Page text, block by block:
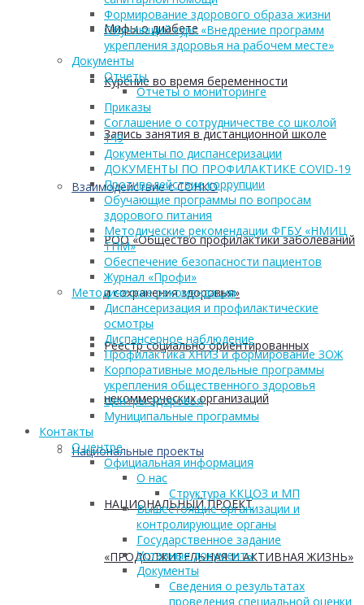
Мифы о диабете
Курение во время беременности
Запись занятия в дистанционной школе
Взаимодействие с СОНКО
РОО «Общество профилактики заболеваний
и сохранения здоровья»
Реестр социально ориентированных
некоммерческих организаций
Национальные проекты
НАЦИОНАЛЬНЫЙ ПРОЕКТ
«ПРОДОЛЖИТЕЛЬНАЯ И АКТИВНАЯ ЖИЗНЬ»
Формирование здорового образа жизни
Обучающий курс «Внедрение программ
укрепления здоровья на рабочем месте»
Документы
Отчеты
Отчеты о мониторинге
Приказы
Соглашение о сотрудничестве со школой
149
Документы по диспансеризации
ДОКУМЕНТЫ ПО ПРОФИЛАКТИКЕ COVID-19
Противодействие коррупции
Обучающие программы по вопросам
здорового питания
Методические рекомендации ФГБУ «НМИЦ
ТПМ»
Обеспечение безопасности пациентов
Журнал «Профи»
Методические рекомендации
Диспансеризация и профилактические
осмотры
Диспансерное наблюдение
Профилактика ХНИЗ и формирование ЗОЖ
Корпоративные модельные программы
укрепления общественного здоровья
Центры здоровья
Муниципальные программы
Контакты
О центре
Официальная информация
О нас
Структура ККЦОЗ и МП
Вышестоящие организации и
контролирующие органы
Государственное задание
Уставные документы
Документы
Сведения о результатах
проведения специальной оценки